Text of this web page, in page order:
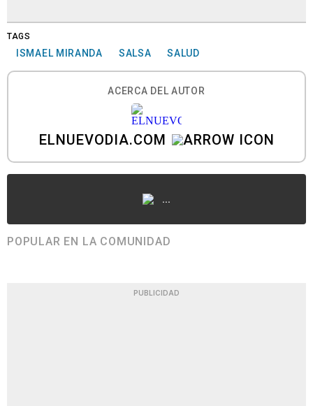
TAGS
ISMAEL MIRANDA SALSA SALUD
ACERCA DEL AUTOR
ELNUEVODIA.COM
...
POPULAR EN LA COMUNIDAD
PUBLICIDAD